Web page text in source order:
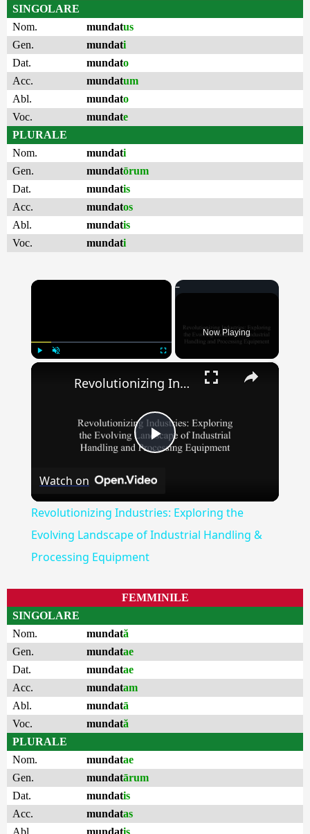
SINGOLARE
Nom.
mundatus
Gen.
mundati
Dat.
mundato
Acc.
mundatum
Abl.
mundato
Voc.
mundate
PLURALE
Nom.
mundati
Gen.
mundatōrum
Dat.
mundatis
Acc.
mundatos
Abl.
mundatis
Voc.
mundati
×
Now Playing
×
Play
Revolutionizing Industries: Exploring the Evolving Landscape of Industrial Handling & Processing Equipment
Watch on
Revolutionizing Industries: Exploring the
Evolving Landscape of Industrial Handling &
Processing Equipment
FEMMINILE
SINGOLARE
Nom.
mundată
Gen.
mundatae
Dat.
mundatae
Acc.
mundatam
Abl.
mundatā
Voc.
mundată
PLURALE
Nom.
mundatae
Gen.
mundatārum
Dat.
mundatis
Acc.
mundatas